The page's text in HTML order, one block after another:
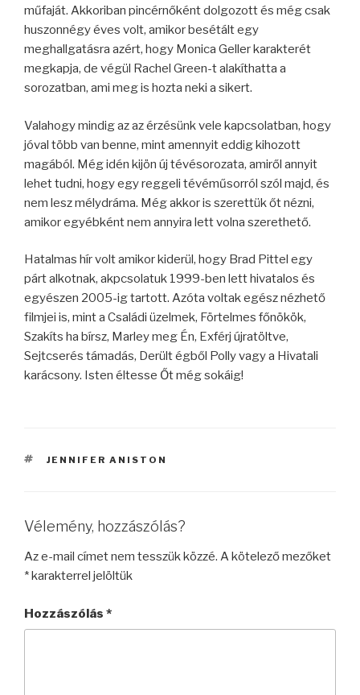
műfaját. Akkoriban pincérnőként dolgozott és még csak
huszonnégy éves volt, amikor besétált egy
meghallgatásra azért, hogy Monica Geller karakterét
megkapja, de végül Rachel Green-t alakíthatta a
sorozatban, ami meg is hozta neki a sikert.
Valahogy mindig az az érzésünk vele kapcsolatban, hogy
jóval több van benne, mint amennyit eddig kihozott
magából. Még idén kijön új tévésorozata, amiről annyit
lehet tudni, hogy egy reggeli tévéműsorról szól majd, és
nem lesz mélydráma. Még akkor is szerettük őt nézni,
amikor egyébként nem annyira lett volna szerethető.
Hatalmas hír volt amikor kiderül, hogy Brad Pittel egy
párt alkotnak, akpcsolatuk 1999-ben lett hivatalos és
egyészen 2005-ig tartott. Azóta voltak egész nézhető
filmjei is, mint a Családi üzelmek, Förtelmes főnökök,
Szakíts ha bírsz, Marley meg Én, Exférj újratöltve,
Sejtcserés támadás, Derült égből Polly vagy a Hivatali
karácsony. Isten éltesse Őt még sokáig!
CÍMKÉK
JENNIFER ANISTON
Vélemény, hozzászólás?
Az e-mail címet nem tesszük közzé. A kötelező mezőket
* karakterrel jelöltük
Hozzászólás *